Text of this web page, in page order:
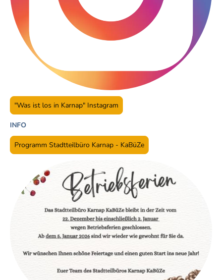
INFO
"Was ist los in Karnap" Instagram
Programm Stadtteilbüro Karnap - KaBüZe